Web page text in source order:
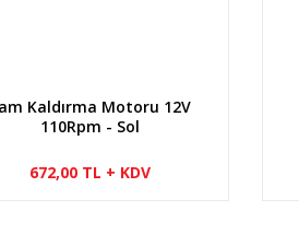
Kaldırma Motoru 12V
110Rpm - Sol
672,00 TL + KDV